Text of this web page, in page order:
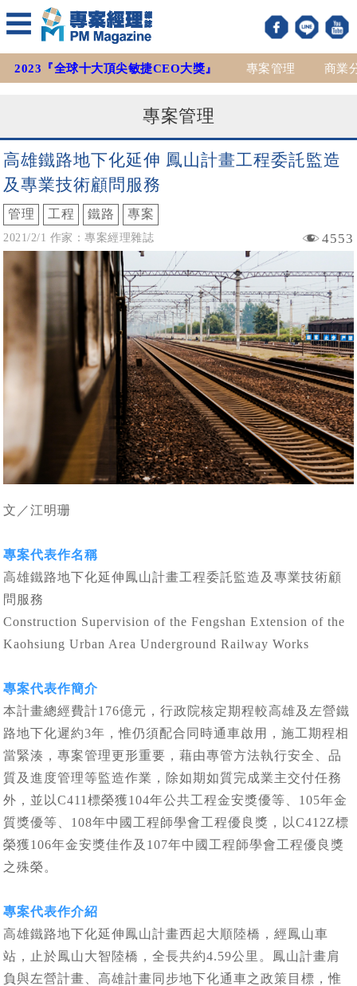
2023『全球十大頂尖敏捷CEO大獎』 專案管理 商業
專案管理
高雄鐵路地下化延伸 鳳山計畫工程委託監造
及專業技術顧問服務
管理 工程 鐵路 專案
2021/2/1 作家：專案經理雜誌 4553
文／江明珊
專案代表作名稱
高雄鐵路地下化延伸鳳山計畫工程委託監造及專業技術顧
問服務
Construction Supervision of the Fengshan Extension of the
Kaohsiung Urban Area Underground Railway Works
專案代表作簡介
本計畫總經費計176億元，行政院核定期程較高雄及左營鐵
路地下化遲約3年，惟仍須配合同時通車啟用，施工期程相
當緊湊，專案管理更形重要，藉由專管方法執行安全、品
質及進度管理等監造作業，除如期如質完成業主交付任務
外，並以C411標榮獲104年公共工程金安獎優等、105年金
質獎優等、108年中國工程師學會工程優良獎，以C412Z標
榮獲106年金安獎佳作及107年中國工程師學會工程優良獎
之殊榮。
專案代表作介紹
高雄鐵路地下化延伸鳳山計畫西起大順陸橋，經鳳山車
站，止於鳳山大智陸橋，全長共約4.59公里。鳳山計畫肩
負與左營計畫、高雄計畫同步地下化通車之政策目標，惟